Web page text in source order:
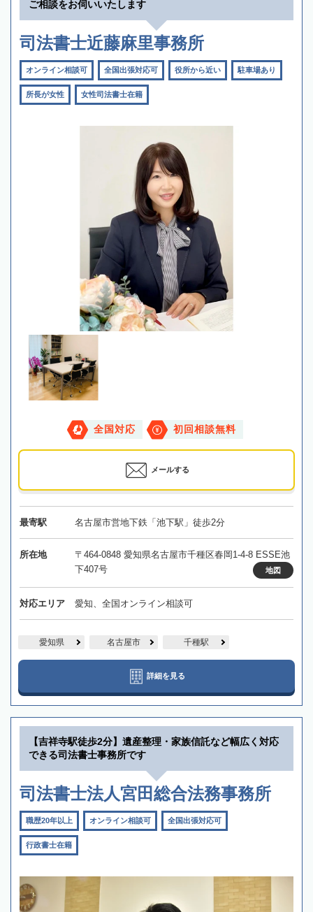
ご相談をお伺いいたします
司法書士近藤麻里事務所
オンライン相談可 全国出張対応可 役所から近い 駐車場あり
所長が女性 女性司法書士在籍
全国対応 初回相談無料
メールする
最寄駅 名古屋市営地下鉄「池下駅」徒歩2分
所在地
〒464-0848 愛知県名古屋市千種区春岡1-4-8 ESSE池
下407号
地図
対応エリア 愛知、全国オンライン相談可
愛知県 名古屋市 千種駅
詳細を見る
【吉祥寺駅徒歩2分】遺産整理・家族信託など幅広く対応
できる司法書士事務所です
司法書士法人宮田総合法務事務所
職歴20年以上 オンライン相談可 全国出張対応可
行政書士在籍